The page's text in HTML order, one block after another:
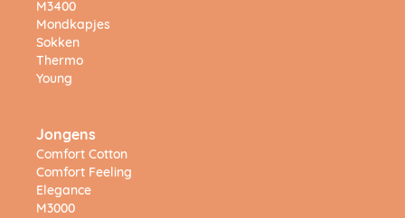
M3400
Mondkapjes
Sokken
Thermo
Young
Jongens
Comfort Cotton
Comfort Feeling
Elegance
M3000